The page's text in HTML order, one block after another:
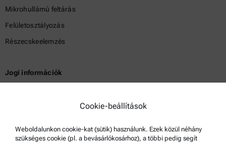
Mikrohullámú feltárás
Felületosztályozás
Részecskeelemzés
Jogi információk
Csoport adatvédelmi szabályzata
Használati feltételek
Cookie-beállítások
Weboldalunkon cookie-kat (sütik) használunk. Ezek közül néhány
szükséges cookie (pl. a bevásárlókosárhoz), a többi pedig segít